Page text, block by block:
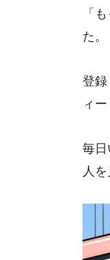
「
た。
登
ィ
毎
人